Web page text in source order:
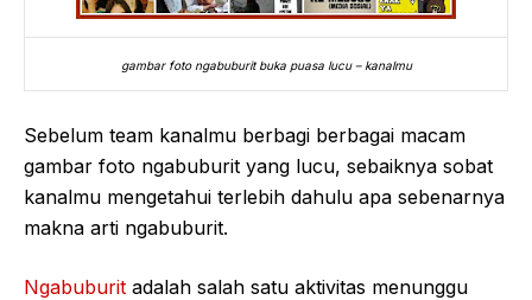
gambar foto ngabuburit buka puasa lucu – kanalmu
Sebelum team kanalmu berbagi berbagai macam
gambar foto ngabuburit yang lucu, sebaiknya sobat
kanalmu mengetahui terlebih dahulu apa sebenarnya
makna arti ngabuburit.
Ngabuburit adalah salah satu aktivitas menunggu